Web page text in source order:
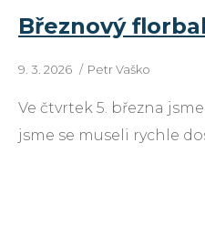
Březnový
9. 3. 2026 Petr Vaško
Ve čtvrtek 5. března
jsme se museli rychle